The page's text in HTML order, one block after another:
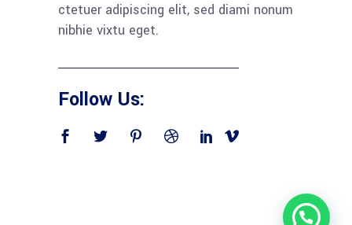
ctetuer adipiscing elit, sed diami nonum
nibhie vixtu eget.
Follow Us: